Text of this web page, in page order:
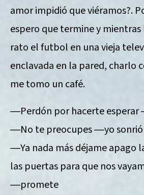
amor impidió que viéramos?.
espero que termine y
rato el futbol en una vieja
enclavada en la pared, charlo
me tomo un café.
―Perdón por hacerte esperar
―No te preocupes ―yo sonrió
―Ya nada más déjame apago
las puertas para que nos
―promete